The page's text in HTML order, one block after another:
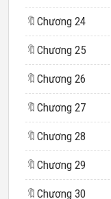
🔖 Chương 24
🔖 Chương 25
🔖 Chương 26
🔖 Chương 27
🔖 Chương 28
🔖 Chương 29
🔖 Chương 30